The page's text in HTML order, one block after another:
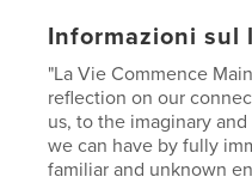
Informazioni sul
"La Vie Commence
reflection on our
us, to the imaginary
we can have by fully
familiar and unknown